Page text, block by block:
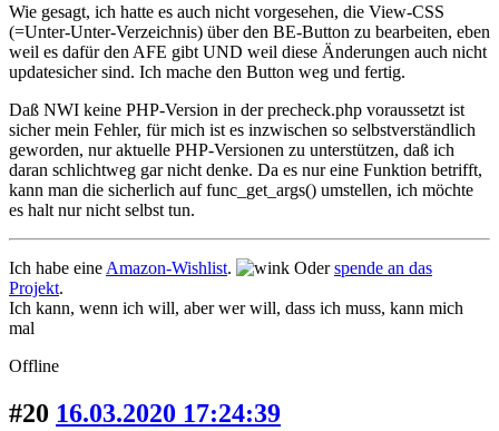
Wie gesagt, ich hatte es auch nicht vorgesehen, die View-CSS
(=Unter-Unter-Verzeichnis) über den BE-Button zu bearbeiten, eben
weil es dafür den AFE gibt UND weil diese Änderungen auch nicht
updatesicher sind. Ich mache den Button weg und fertig.
Daß NWI keine PHP-Version in der precheck.php voraussetzt ist
sicher mein Fehler, für mich ist es inzwischen so selbstverständlich
geworden, nur aktuelle PHP-Versionen zu unterstützen, daß ich
daran schlichtweg gar nicht denke. Da es nur eine Funktion betrifft,
kann man die sicherlich auf func_get_args() umstellen, ich möchte
es halt nur nicht selbst tun.
Ich habe eine Amazon-Wishlist. Oderspende an das
Projekt.
Ich kann, wenn ich will, aber wer will, dass ich muss, kann mich
mal
Offline
#20 16.03.2020 17:24:39